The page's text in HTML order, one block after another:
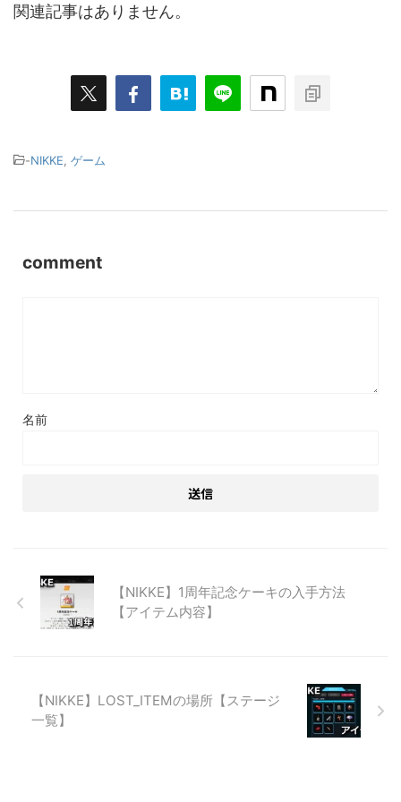
関連記事はありません。
-NIKKE ゲーム
comment
名前
【NIKKE】1周年記念ケーキの入手方法
【アイテム内容】
【NIKKE】LOST_ITEMの場所【ステージ
一覧】